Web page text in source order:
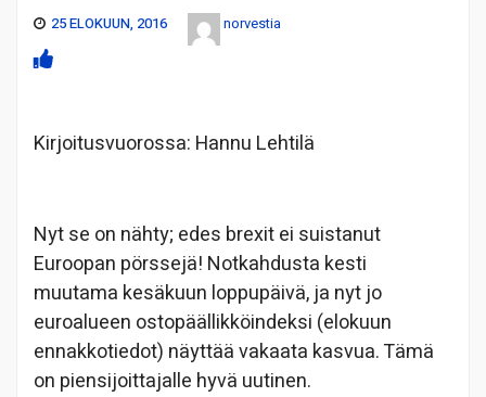
25 ELOKUUN, 2016 norvestia
Kirjoitusvuorossa: Hannu Lehtilä
Nyt se on nähty; edes brexit ei suistanut
Euroopan pörssejä! Notkahdusta kesti
muutama kesäkuun loppupäivä, ja nyt jo
euroalueen ostopäällikköindeksi (elokuun
ennakkotiedot) näyttää vakaata kasvua. Tämä
on piensijoittajalle hyvä uutinen.